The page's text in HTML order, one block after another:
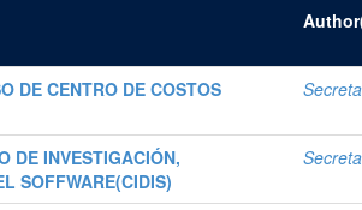
DE CENTRO DE COSTOS
DE INVESTIGACIÓN,
SOFFWARE(CIDIS)